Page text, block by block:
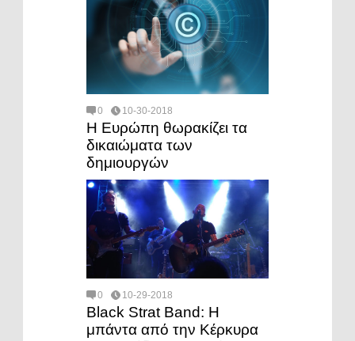
0 10-30-2018
Η Ευρώπη θωρακίζει τα
δικαιώματα των
δημιουργών
0 10-29-2018
Black Strat Band: Η
μπάντα από την Κέρκυρα